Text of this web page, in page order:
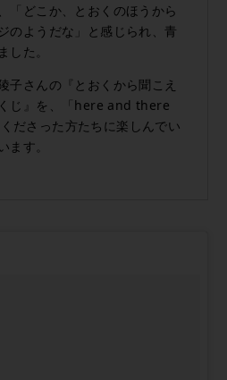
「どこか、とおくのほうから
のようだな」と感じられ、青
した。
子さんの『とおくから聞こえ
じ』を、「here and there
ださった方たちに楽しんでい
ます。